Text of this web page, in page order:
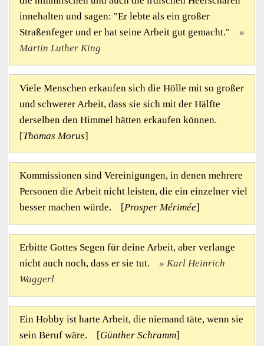
innehalten und sagen: "Er lebte als ein großer
Straßenfeger und er hat seine Arbeit gut gemacht."
Martin Luther King
Viele Menschen erkaufen sich die Hölle mit so großer
und schwerer Arbeit, dass sie sich mit der Hälfte
derselben den Himmel hätten erkaufen können.
[Thomas Morus]
Kommissionen sind Vereinigungen, in denen mehrere
Personen die Arbeit nicht leisten, die ein einzelner viel
besser machen würde. [Prosper Mérimée]
Erbitte Gottes Segen für deine Arbeit, aber verlange
nicht auch noch, dass er sie tut.
Karl Heinrich
Waggerl
Ein Hobby ist harte Arbeit, die niemand täte, wenn sie
sein Beruf wäre. [Günther Schramm]